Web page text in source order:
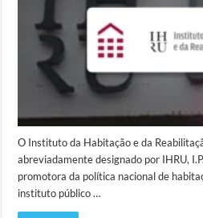
O Instituto da Habitação e da
abreviadamente designado por IHRU,
promotora da política nacional de
instituto público …